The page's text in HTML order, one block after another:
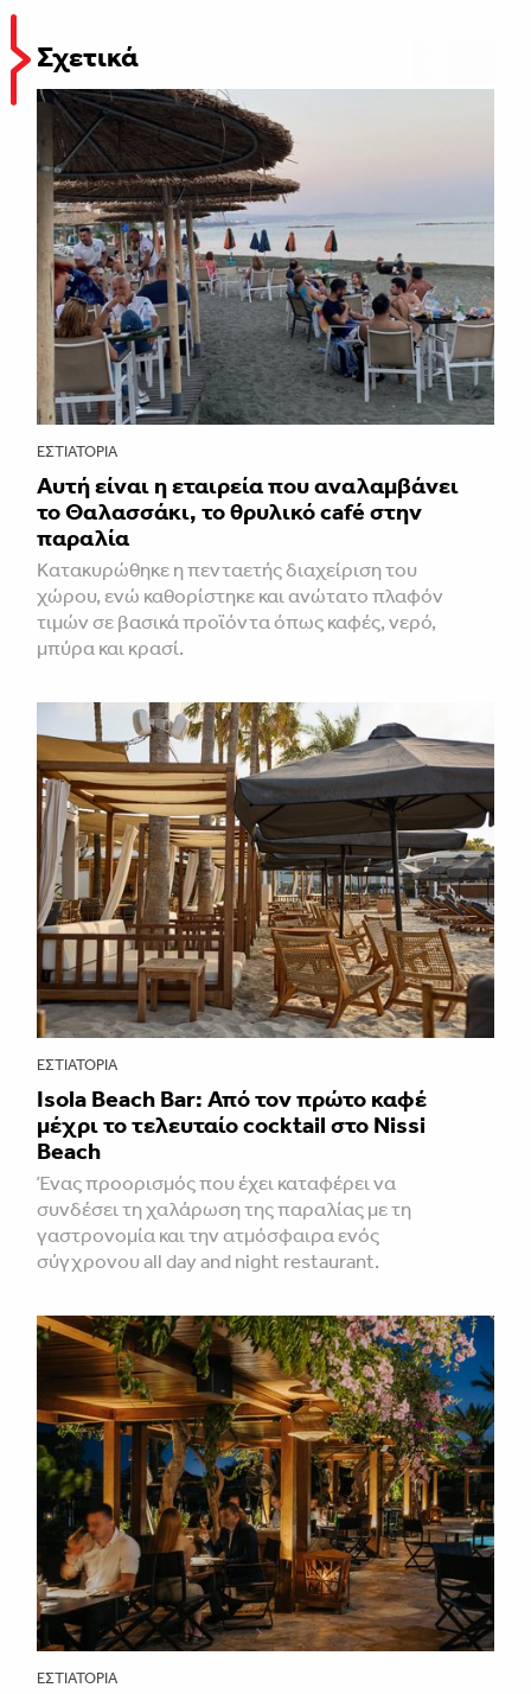
Σχετικά
ΕΣΤΙΑΤΌΡΙΑ
Αυτή είναι η εταιρεία που αναλαμβάνει
το Θαλασσάκι, το θρυλικό café στην
παραλία
Κατακυρώθηκε η πενταετής διαχείριση του
χώρου, ενώ καθορίστηκε και ανώτατο πλαφόν
τιμών σε βασικά προϊόντα όπως καφές, νερό,
μπύρα και κρασί.
ΕΣΤΙΑΤΌΡΙΑ
Isola Beach Bar: Από τον πρώτο καφέ
μέχρι το τελευταίο cocktail στο Nissi
Beach
Ένας προορισμός που έχει καταφέρει να
συνδέσει τη χαλάρωση της παραλίας με τη
γαστρονομία και την ατμόσφαιρα ενός
σύγχρονου all day and night restaurant.
ΕΣΤΙΑΤΌΡΙΑ